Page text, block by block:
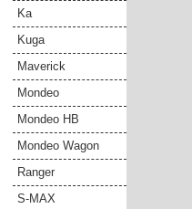
Ka
Kuga
Maverick
Mondeo
Mondeo HB
Mondeo Wagon
Ranger
S-MAX